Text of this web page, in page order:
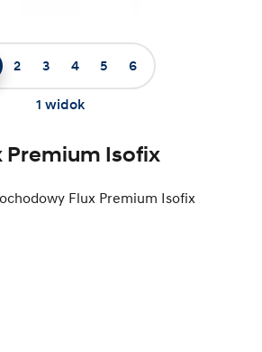
Premium Isofix
Flux Premium Isofix
2 3 4 5 6
1 widok